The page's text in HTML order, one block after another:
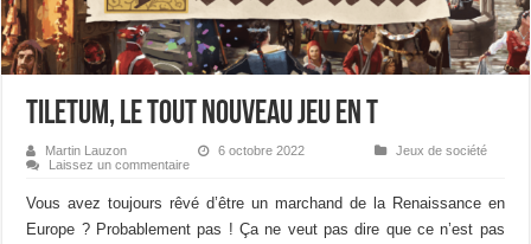
Tiletum, le tout nouveau jeu en T
Martin Lauzon 6 octobre 2022
Jeux de société
Laissez un commentaire
Vous avez toujours rêvé d’être un marchand de la Renaissance en
Europe ? Probablement pas ! Ça ne veut pas dire que ce n’est pas